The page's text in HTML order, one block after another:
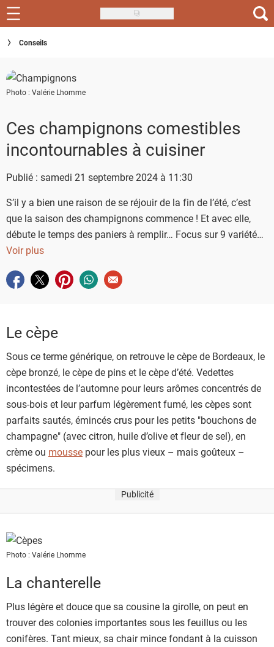
Skip
to
main
Recettes
Inspirations
Conseils
Menu de la semaine
Actus
Téléchargez l'app Saveurs Recettes
Index des recettes
Guide d'achat
Conseils
Photo : Valérie Lhomme
Ces champignons comestibles
incontournables à cuisiner
Publié : samedi 21 septembre 2024 à 11:30
S’il y a bien une raison de se réjouir de la fin de l’été, c’est
que la saison des champignons commence ! Et avec elle,
débute le temps des paniers à remplir… Focus sur 9 variétés
de champignons à ramasser et les meilleures façons de les
Voir plus
Partager sur facebook
Partager sur twitter
Partager sur pinterest
Partager sur whatsapp
Envoyer à un ami
Le cèpe
Sous ce terme générique, on retrouve le cèpe de Bordeaux, le
cèpe bronzé, le cèpe de pins et le cèpe d’été. Vedettes
incontestées de l’automne pour leurs arômes concentrés de
sous-bois et leur parfum légèrement fumé, les cèpes sont
parfaits sautés, émincés crus pour les petits "bouchons de
champagne" (avec citron, huile d’olive et fleur de sel), en
crème ou mousse pour les plus vieux – mais goûteux –
spécimens.
Publicité
Photo : Valérie Lhomme
La chanterelle
Plus légère et douce que sa cousine la girolle, on peut en
trouver des colonies importantes sous les feuillus ou les
conifères. Tant mieux, sa chair mince fondant à la cuisson